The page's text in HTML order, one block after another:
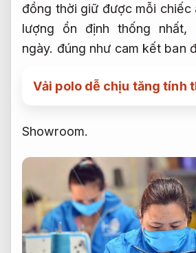
đồng thời giữ được mỗi chiếc
lượng ổn định thống nhất,
ngày. đúng như cam kết ban
Vải polo dễ chịu tăng tính
Showroom.